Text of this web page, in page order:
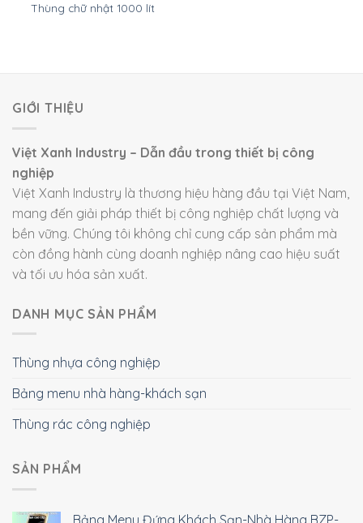
Thùng chữ nhật 1000 lít
GIỚI THIỆU
Việt Xanh Industry – Dẫn đầu trong thiết bị công
nghiệp
Việt Xanh Industry là thương hiệu hàng đầu tại Việt Nam,
mang đến giải pháp thiết bị công nghiệp chất lượng và
bền vững. Chúng tôi không chỉ cung cấp sản phẩm mà
còn đồng hành cùng doanh nghiệp nâng cao hiệu suất
và tối ưu hóa sản xuất.
DANH MỤC SẢN PHẨM
Thùng nhựa công nghiệp
Bảng menu nhà hàng-khách sạn
Thùng rác công nghiệp
SẢN PHẨM
Bảng Menu Đứng Khách Sạn-Nhà Hàng BZP-